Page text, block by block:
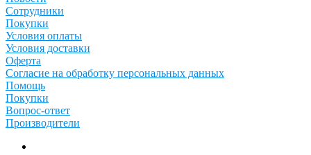
Сотрудники
Покупки
Условия оплаты
Условия доставки
Оферта
Согласие на обработку персональных данных
Помощь
Покупки
Вопрос-ответ
Производители